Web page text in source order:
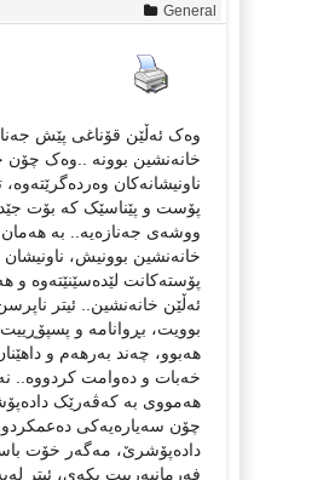
General
وەک ئەڵێن قۆناغی پێش
خانەنشین بوونە ..وەک چۆن
ناونیشانەکان وەردەگرێتەوە،
پۆست و پێناسێک کە بۆت
ووشەی جەنازەیه.. بە
خانەنشین بوونیش، ناونیشان
پۆستەکانت لێدەسێنێتەوە و
ئەڵێن خانەنشین.. ئیتر
بوویت، بڕوانامە و
هەبوو، چەند بەرهەم و
خەبات و دەوامت کردووە..
هەمووی بە کەڤەرێک
چۆن سەیارەیەکی
دادەپۆشرێ، مەگەر خۆت
فەرمانبەرییت بکەی، ئیتر